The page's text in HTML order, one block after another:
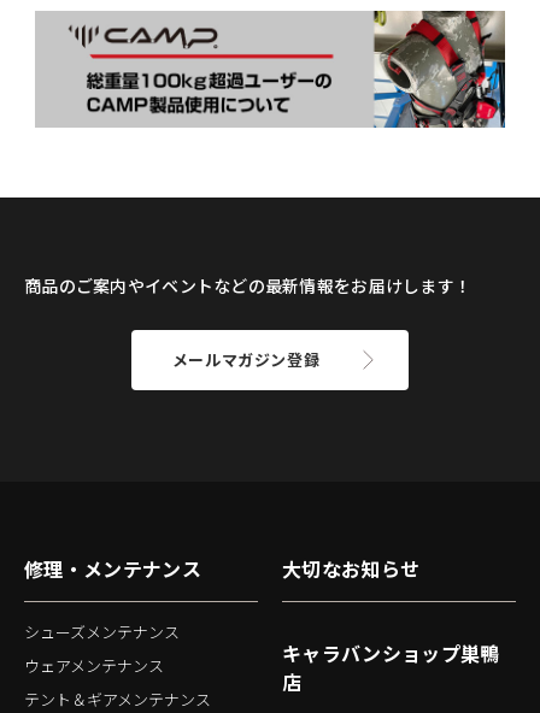
商品のご案内やイベントなどの最新情報をお届けします！
メールマガジン登録
修理・メンテナンス
シューズメンテナンス
ウェアメンテナンス
テント＆ギアメンテナンス
大切なお知らせ
キャラバンショップ巣鴨
店